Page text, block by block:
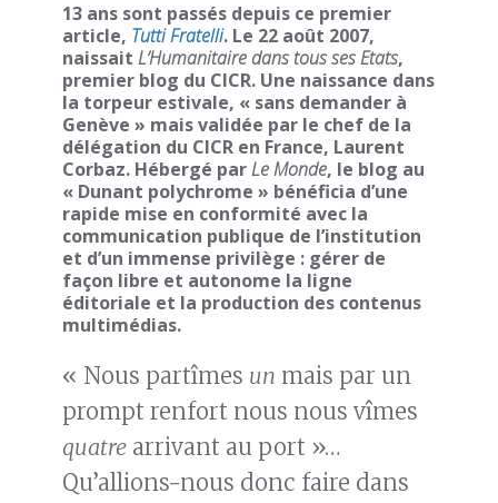
13 ans sont passés depuis ce premier
article, Tutti Fratelli. Le 22 août 2007,
naissait L’Humanitaire dans tous ses Etats,
premier blog du CICR. Une naissance dans
la torpeur estivale, « sans demander à
Genève » mais validée par le chef de la
délégation du CICR en France, Laurent
Corbaz. Hébergé parLe Monde, le blog au
« Dunant polychrome » bénéficia d’une
rapide mise en conformité avec la
communication publique de l’institution
et d’un immense privilège : gérer de
façon libre et autonome la ligne
éditoriale et la production des contenus
multimédias.
« Nous partîmes un mais par un
prompt renfort nous nous vîmes
quatre arrivant au port »…
Qu’allions-nous donc faire dans